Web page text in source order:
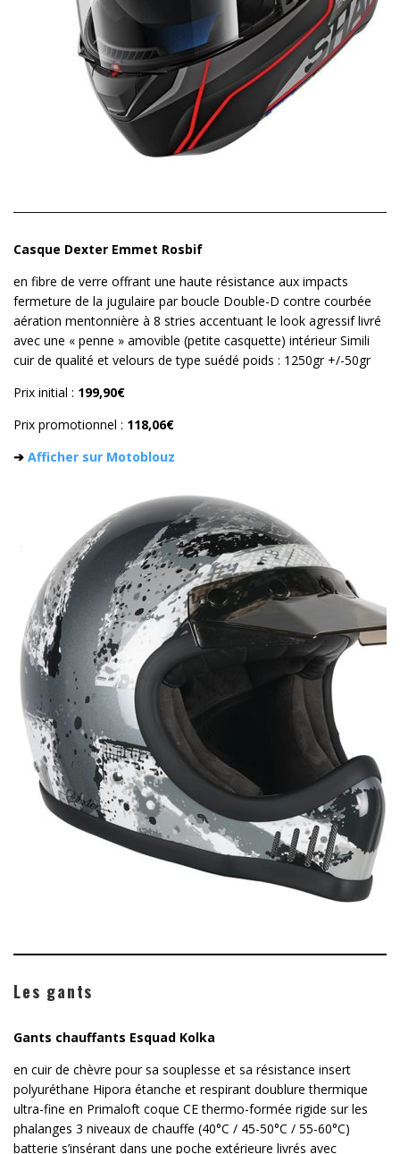
Casque Dexter Emmet Rosbif
en fibre de verre offrant une haute résistance aux impacts
fermeture de la jugulaire par boucle Double-D contre courbée
aération mentonnière à 8 stries accentuant le look agressif livré
avec une « penne » amovible (petite casquette) intérieur Simili
cuir de qualité et velours de type suédé poids : 1250gr +/-50gr
Prix initial : 199,90€
Prix promotionnel : 118,06€
➔ Afficher sur Motoblouz
Les gants
Gants chauffants Esquad Kolka
en cuir de chèvre pour sa souplesse et sa résistance insert
polyuréthane Hipora étanche et respirant doublure thermique
ultra-fine en Primaloft coque CE thermo-formée rigide sur les
phalanges 3 niveaux de chauffe (40°C / 45-50°C / 55-60°C)
batterie s’insérant dans une poche extérieure livrés avec